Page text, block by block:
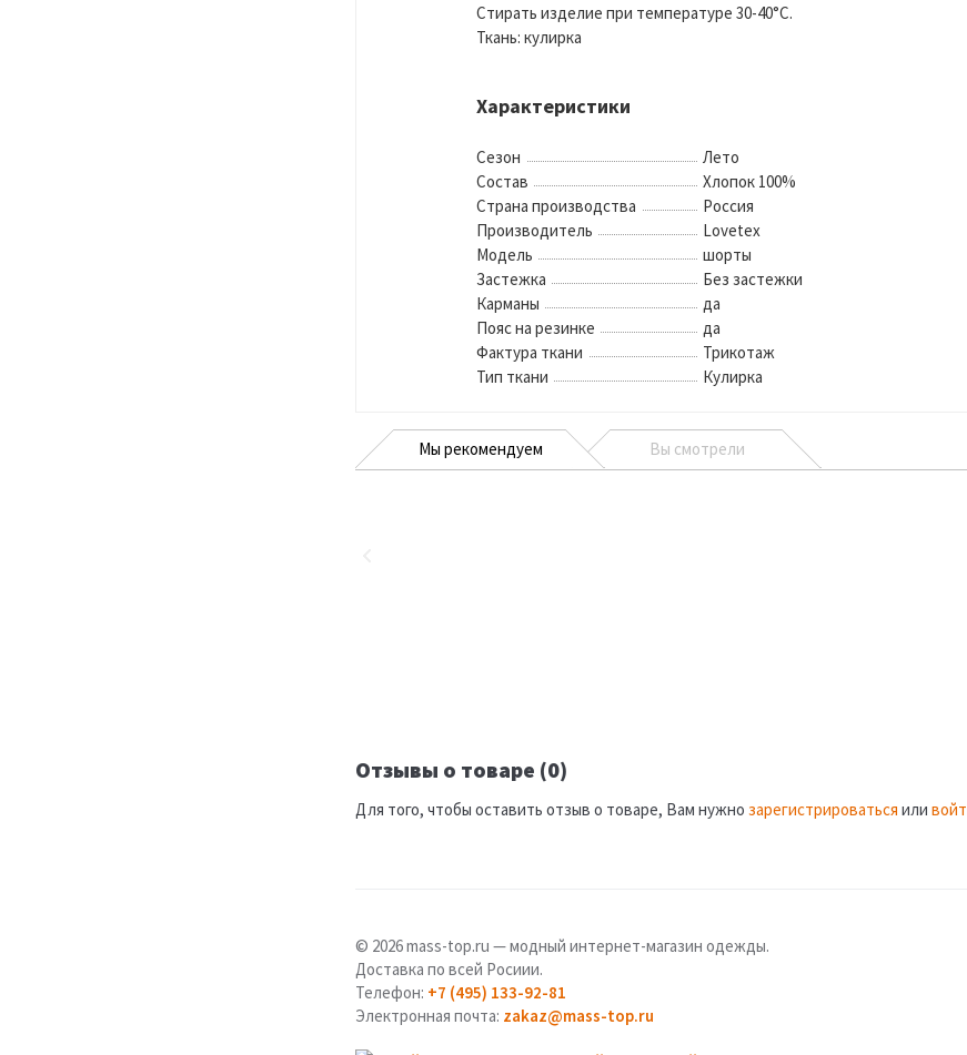
Стирать изделие при температуре 30-40°C.
Ткань: кулирка
Характеристики
Сезон
Лето
Состав
Хлопок 100%
Страна производства
Россия
Производитель
Lovetex
Модель
шорты
Застежка
Без застежки
Карманы
да
Пояс на резинке
да
Фактура ткани
Трикотаж
Тип ткани
Кулирка
Мы рекомендуем Вы смотрели
Отзывы о товаре (0)
Для того, чтобы оставить отзыв о товаре, Вам нужно зарегистрироваться или
© 2026 mass-top.ru — модный интернет-магазин одежды.
Доставка по всей Росиии.
Телефон: +7 (495) 133-92-81
Электронная почта: zakaz@mass-top.ru